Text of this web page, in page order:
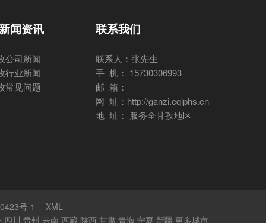
闻资讯
公司新闻
行业新闻
常见问题
联系我们
联系人：张先生
手 机： 15730306993
邮 箱：
网 址：http://ganzi.cqlphs.cn
地 址： 服务全甘孜地区
号-1
XML
四川 贵州 云南 西藏 陕西 甘肃 青海 宁夏 新疆 更多城市